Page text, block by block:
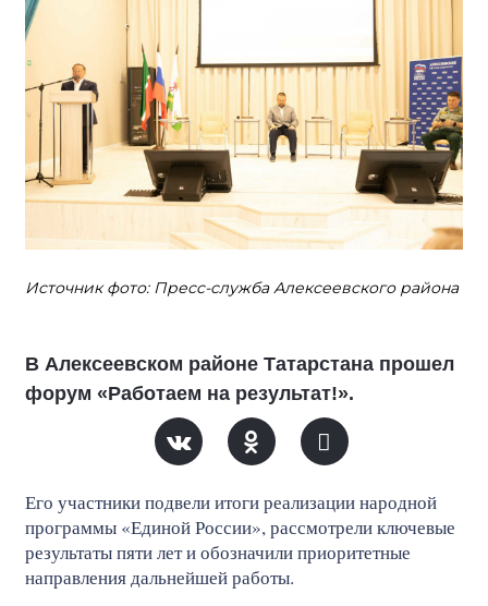
Источник фото: Пресс-служба Алексеевского района
В Алексеевском районе Татарстана прошел
форум «Работаем на результат!».
Его участники подвели итоги реализации народной
программы «Единой России», рассмотрели ключевые
результаты пяти лет и обозначили приоритетные
направления дальнейшей работы.